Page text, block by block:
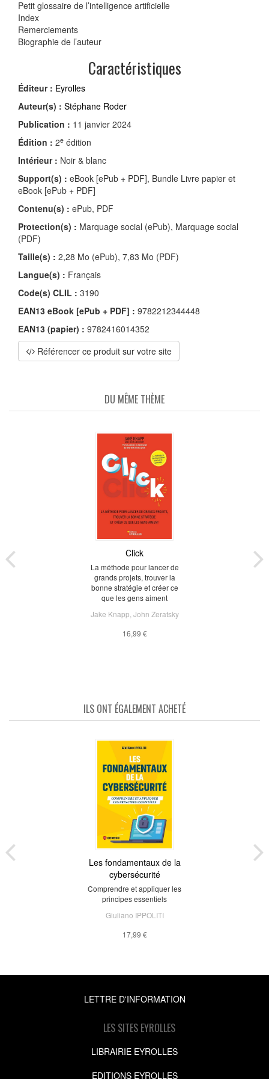
Petit glossaire de l’intelligence artificielle
Index
Remerciements
Biographie de l’auteur
Caractéristiques
Éditeur : Eyrolles
Auteur(s) : Stéphane Roder
Publication : 11 janvier 2024
Édition : 2e édition
Intérieur : Noir & blanc
Support(s) : eBook [ePub + PDF], Bundle Livre papier et
eBook [ePub + PDF]
Contenu(s) : ePub, PDF
Protection(s) : Marquage social (ePub), Marquage social
(PDF)
Taille(s) : 2,28 Mo (ePub), 7,83 Mo (PDF)
Langue(s) : Français
Code(s) CLIL : 3190
EAN13 eBook [ePub + PDF] : 9782212344448
EAN13 (papier) : 9782416014352
Référencer ce produit sur votre site
DU MÊME THÈME
Click
La méthode pour lancer de
grands projets, trouver la
bonne stratégie et créer ce
que les gens aiment
Jake Knapp John Zeratsky
16,99 €
ILS ONT ÉGALEMENT ACHETÉ
Les fondamentaux de la
cybersécurité
Comprendre et appliquer les
principes essentiels
Giuliano IPPOLITI
17,99 €
LETTRE D'INFORMATION
LES SITES EYROLLES
LIBRAIRIE EYROLLES
EDITIONS EYROLLES